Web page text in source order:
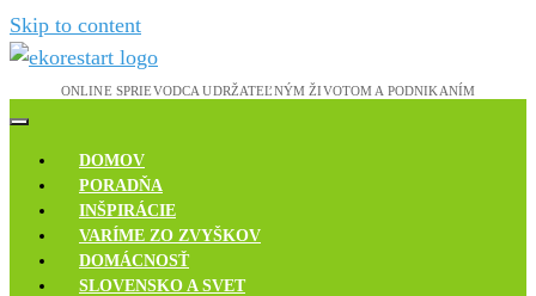
Skip to content
Ekoreštart
Novinky, rozhovory a inšpirácie
DOMOV
PORADŇA
INŠPIRÁCIE
VARÍME ZO ZVYŠKOV
DOMÁCNOSŤ
SLOVENSKO A SVET